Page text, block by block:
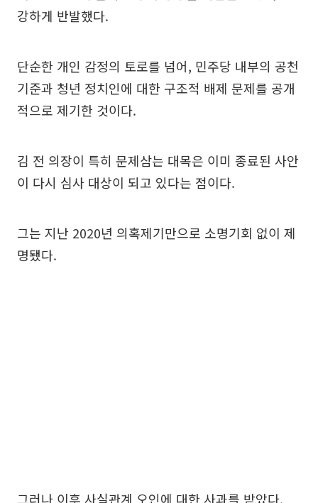
강하게 반발했다.
단순한 개인 감정의 토로를 넘어, 민주당 내부의 공천
기준과 청년 정치인에 대한 구조적 배제 문제를 공개
적으로 제기한 것이다.
김 전 의장이 특히 문제삼는 대목은 이미 종료된 사안
이 다시 심사 대상이 되고 있다는 점이다.
그는 지난 2020년 의혹제기만으로 소명기회 없이 제
명됐다.
그러나 이후 사실관계 오인에 대한 사과를 받았다.